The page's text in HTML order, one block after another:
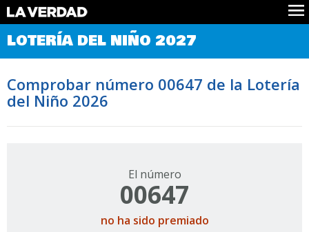
Comprobar Loteria del Niño
Premios
Noticias
Datos
Historia
LOTERÍA DEL NIÑO 2027
Comprobar número 00647 de la Lotería
del Niño 2026
El número
00647
no ha sido premiado